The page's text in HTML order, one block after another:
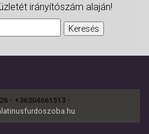
irányítószám alaján!
- +36304661513 -